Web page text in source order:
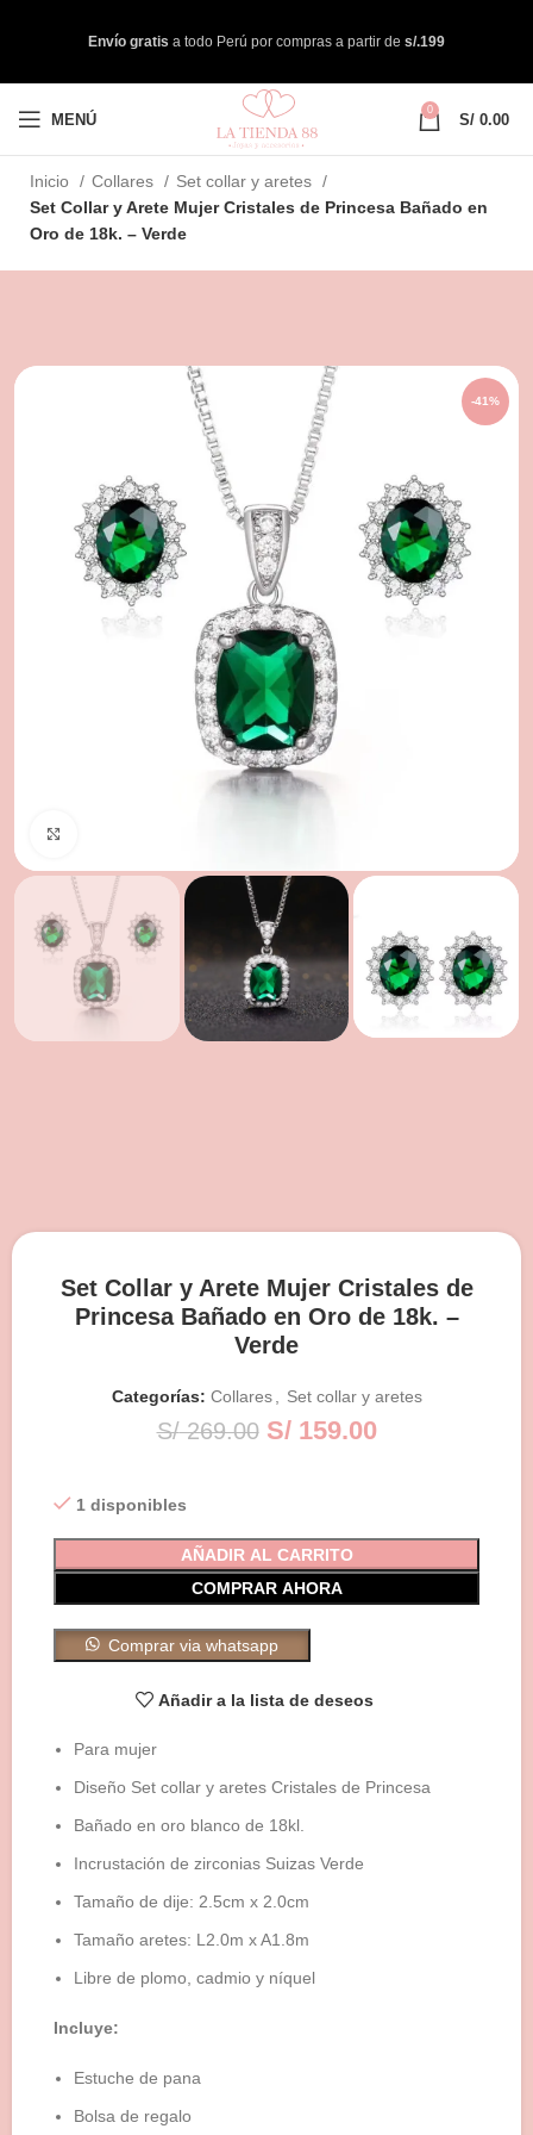
Envío gratis a todo Perú por compras a partir de s/.199
MENÚ
0
S/ 0.00
Inicio Collares
Set collar y aretes
Set Collar y Arete Mujer Cristales de Princesa Bañado en
Oro de 18k. – Verde
-41%
Set Collar y Arete Mujer Cristales de
Princesa Bañado en Oro de 18k. –
Verde
Categorías: Collares Set collar y aretes
S/269.00 S/159.00
1 disponibles
AÑADIR AL CARRITO
COMPRAR AHORA
Comprar via whatsapp
Añadir a la lista de deseos
Para mujer
Diseño Set collar y aretes Cristales de Princesa
Bañado en oro blanco de 18kl.
Incrustación de zirconias Suizas Verde
Tamaño de dije: 2.5cm x 2.0cm
Tamaño aretes: L2.0m x A1.8m
Libre de plomo, cadmio y níquel
Incluye:
Estuche de pana
Bolsa de regalo